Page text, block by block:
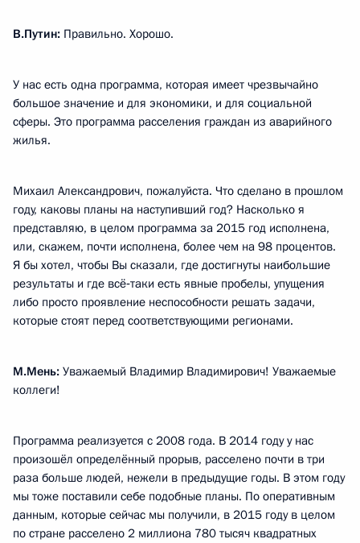
В.Путин: Правильно. Хорошо.
У нас есть одна программа, которая имеет чрезвычайно
большое значение и для экономики, и для социальной
сферы. Это программа расселения граждан из аварийного
жилья.
Михаил Александрович, пожалуйста. Что сделано в прошлом
году, каковы планы на наступивший год? Насколько я
представляю, в целом программа за 2015 год исполнена,
или, скажем, почти исполнена, более чем на 98 процентов.
Я бы хотел, чтобы Вы сказали, где достигнуты наибольшие
результаты и где всё‑таки есть явные пробелы, упущения
либо просто проявление неспособности решать задачи,
которые стоят перед соответствующими регионами.
М.Мень: Уважаемый Владимир Владимирович! Уважаемые
коллеги!
Программа реализуется с 2008 года. В 2014 году у нас
произошёл определённый прорыв, расселено почти в три
раза больше людей, нежели в предыдущие годы. В этом году
мы тоже поставили себе подобные планы. По оперативным
данным, которые сейчас мы получили, в 2015 году в целом
по стране расселено 2 миллиона 780 тысяч квадратных